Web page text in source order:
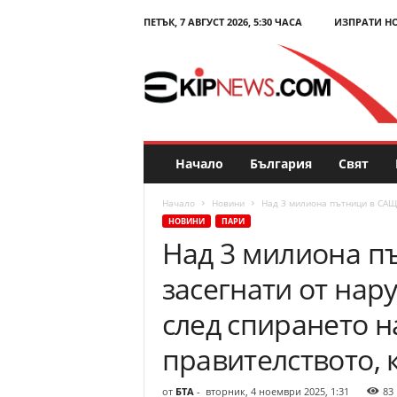
ПЕТЪК, 7 АВГУСТ 2026, 5:30 ЧАСА ИЗПРАТИ
E
p
N
Начало България Свят
Начало Новини Над 3 милиона пътници в
НОВИНИ ПАРИ
Над 3 милиона
засегнати от
след спирането
правителството,
от БТА- вторник, 4 ноември 2025, 1:31 83